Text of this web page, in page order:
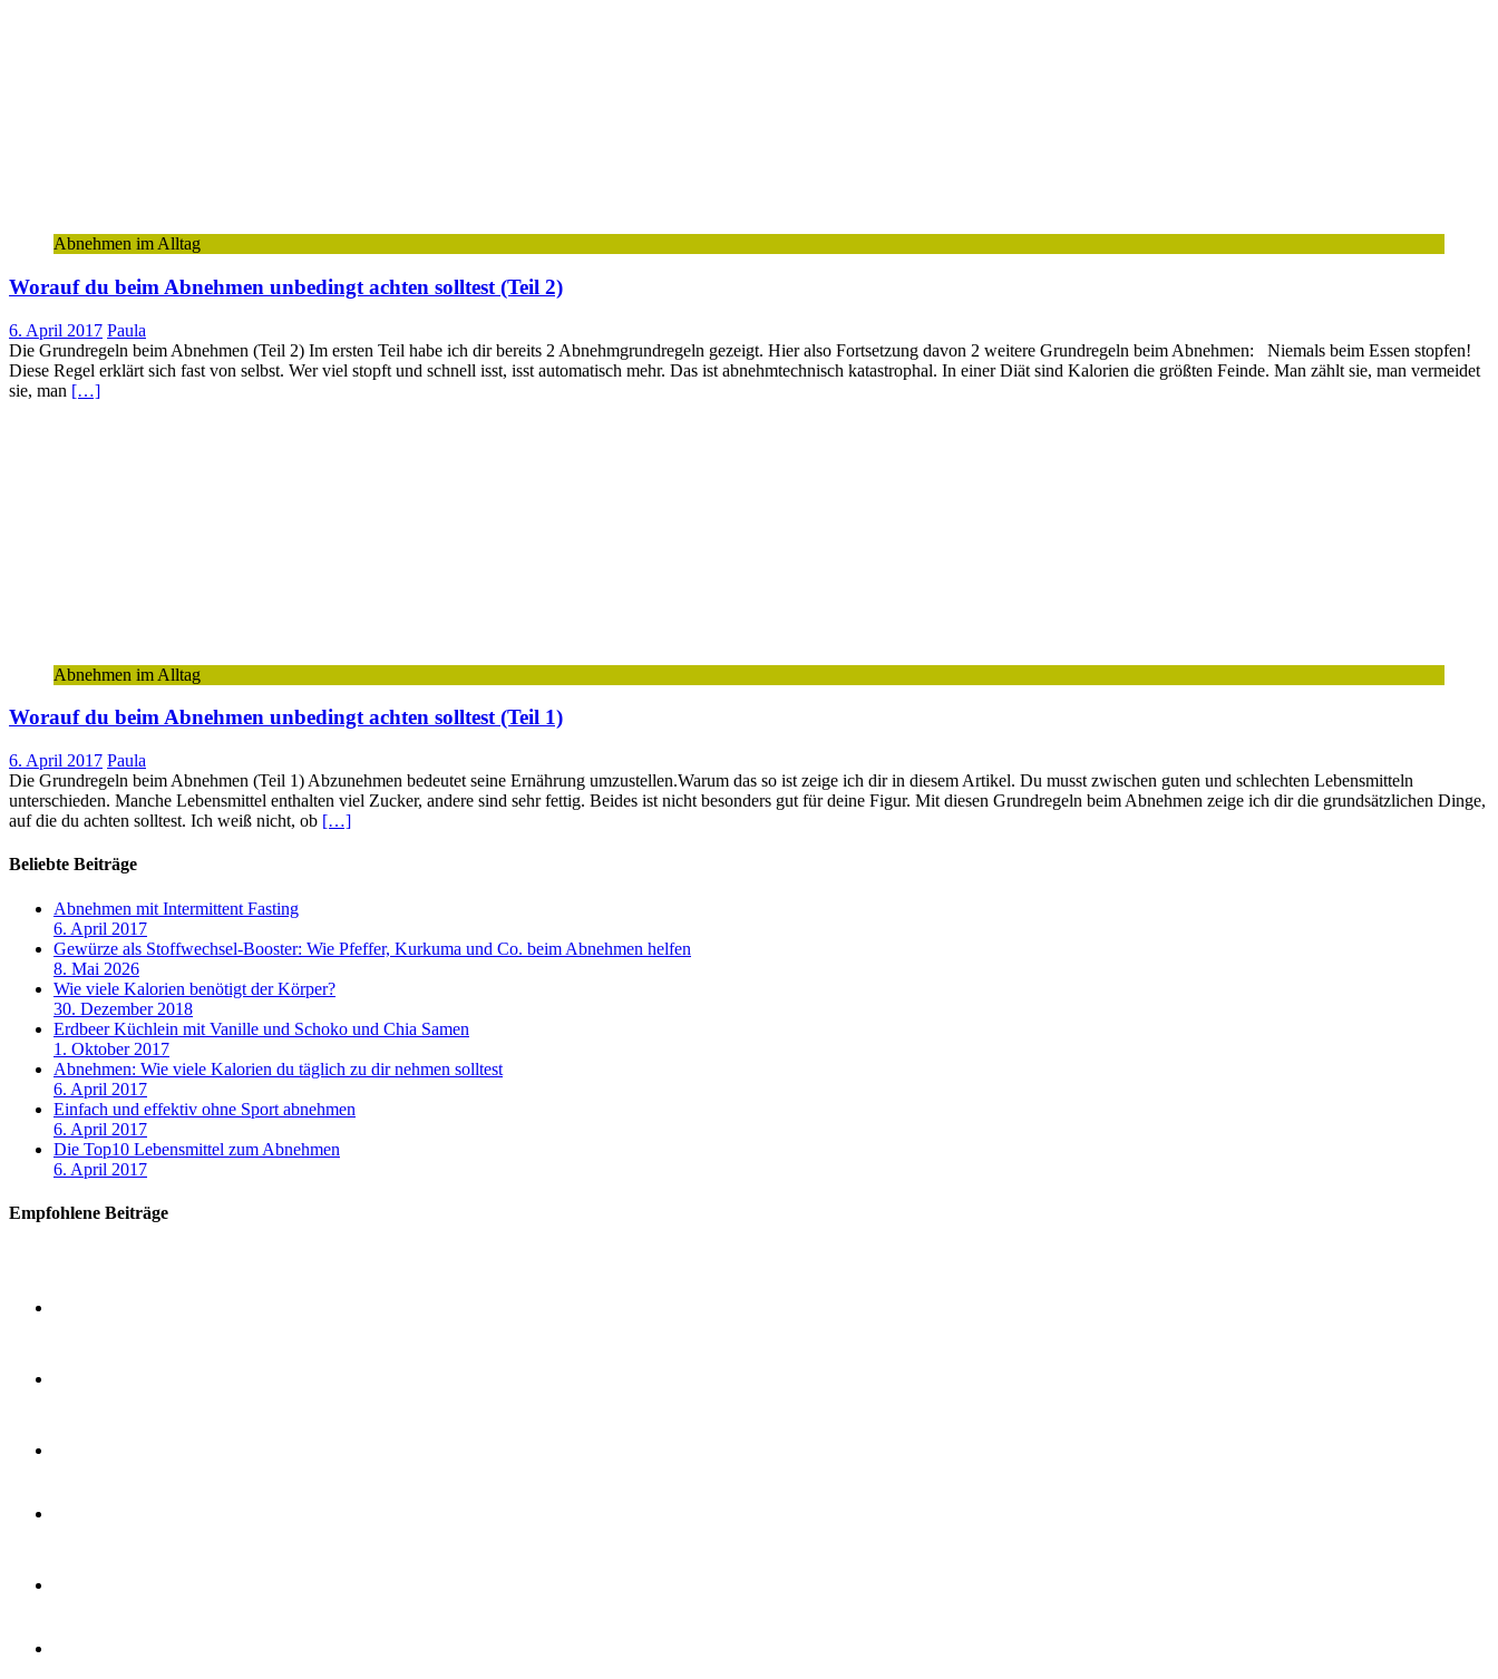
Abnehmen im Alltag
Worauf du beim Abnehmen unbedingt achten solltest (Teil 2)
6. April 2017 Paula
Die Grundregeln beim Abnehmen (Teil 2) Im ersten Teil habe ich dir bereits 2 Abnehmgrundregeln gezeigt. Hier also Fortsetzung davon 2 weitere Grundregeln beim Abnehmen: Niemals beim Essen stopfen!
Diese Regel erklärt sich fast von selbst. Wer viel stopft und schnell isst, isst automatisch mehr. Das ist abnehmtechnisch katastrophal. In einer Diät sind Kalorien die größten Feinde. Man zählt sie, man vermeidet
sie, man […]
Abnehmen im Alltag
Worauf du beim Abnehmen unbedingt achten solltest (Teil 1)
6. April 2017 Paula
Die Grundregeln beim Abnehmen (Teil 1) Abzunehmen bedeutet seine Ernährung umzustellen.Warum das so ist zeige ich dir in diesem Artikel. Du musst zwischen guten und schlechten Lebensmitteln
unterschieden. Manche Lebensmittel enthalten viel Zucker, andere sind sehr fettig. Beides ist nicht besonders gut für deine Figur. Mit diesen Grundregeln beim Abnehmen zeige ich dir die grundsätzlichen Dinge,
auf die du achten solltest. Ich weiß nicht, ob […]
Beliebte Beiträge
Abnehmen mit Intermittent Fasting
6. April 2017
Gewürze als Stoffwechsel-Booster: Wie Pfeffer, Kurkuma und Co. beim Abnehmen helfen
8. Mai 2026
Wie viele Kalorien benötigt der Körper?
30. Dezember 2018
Erdbeer Küchlein mit Vanille und Schoko und Chia Samen
1. Oktober 2017
Abnehmen: Wie viele Kalorien du täglich zu dir nehmen solltest
6. April 2017
Einfach und effektiv ohne Sport abnehmen
6. April 2017
Die Top10 Lebensmittel zum Abnehmen
6. April 2017
Empfohlene Beiträge